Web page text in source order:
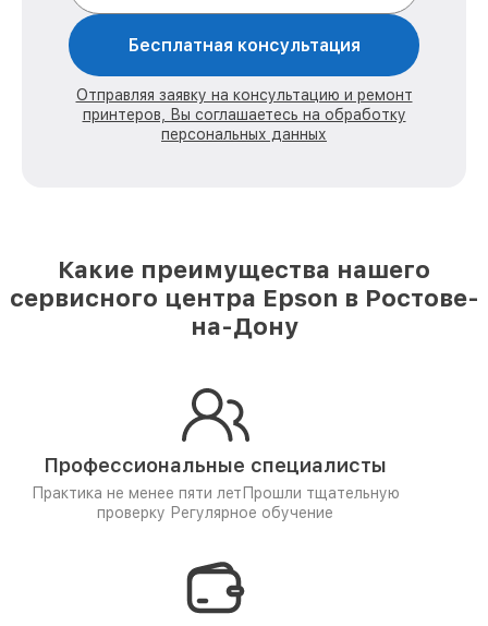
Бесплатная консультация
Отправляя заявку на консультацию и ремонт
принтеров, Вы соглашаетесь на обработку
персональных данных
Какие преимущества нашего
сервисного центра Epson в Ростове-
на-Дону
Профессиональные специалисты
Практика не менее пяти лет Прошли тщательную
проверку Регулярное обучение